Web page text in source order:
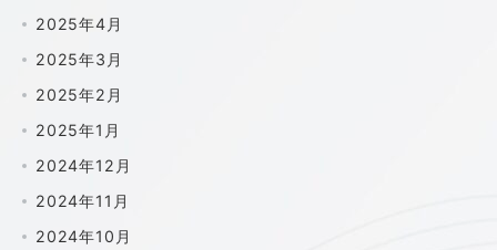
2025年4月
2025年3月
2025年2月
2025年1月
2024年12月
2024年11月
2024年10月